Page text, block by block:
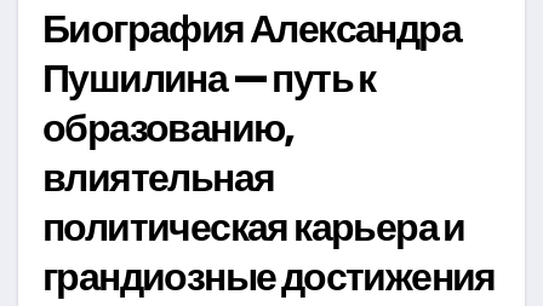
Биография Александра
Пушилина — путь к
образованию,
влиятельная
политическая карьера и
грандиозные достижения